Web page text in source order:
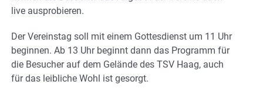
live ausprobieren.
Der Vereinstag soll mit einem Gottesdienst um 11 Uhr
beginnen. Ab 13 Uhr beginnt dann das Programm für
die Besucher auf dem Gelände des TSV Haag, auch
für das leibliche Wohl ist gesorgt.